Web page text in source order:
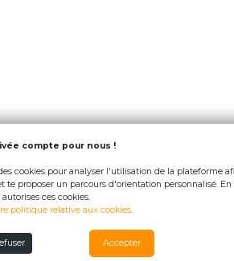
compte pour nous !
cookies pour analyser l'utilisation de la plateforme
te proposer un parcours d'orientation personnalisé. En
ces cookies.
politique relative aux cookies.
Accepter